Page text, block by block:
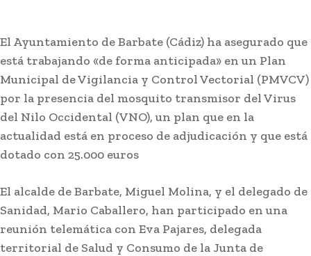
Actualidad
a su colegio tras retirar el de
Juan Carlos Aragón por
sentencia de malos tratos
El Ayuntamiento de Barbate (Cádiz) ha asegurado que
está trabajando «de forma anticipada» en un Plan
Municipal de Vigilancia y Control Vectorial (PMVCV)
por la presencia del mosquito transmisor del Virus
del Nilo Occidental (VNO), un plan que en la
actualidad está en proceso de adjudicación y que está
dotado con 25.000 euros
El alcalde de Barbate, Miguel Molina, y el delegado de
Sanidad, Mario Caballero, han participado en una
reunión telemática con Eva Pajares, delegada
territorial de Salud y Consumo de la Junta de